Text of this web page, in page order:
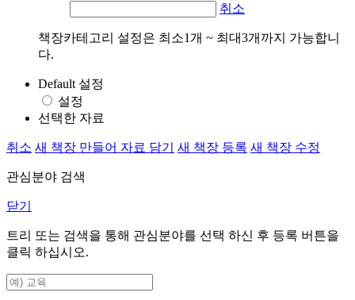
취소
책장카테고리 설정은 최소1개 ~ 최대3개까지 가능합니
다.
Default 설정
설정
선택한 자료
취소 새 책장 만들어 자료 담기 새 책장 등록 새 책장 수정
관심분야 검색
닫기
트리 또는 검색을 통해 관심분야를 선택 하신 후 등록 버튼을
클릭 하십시오.